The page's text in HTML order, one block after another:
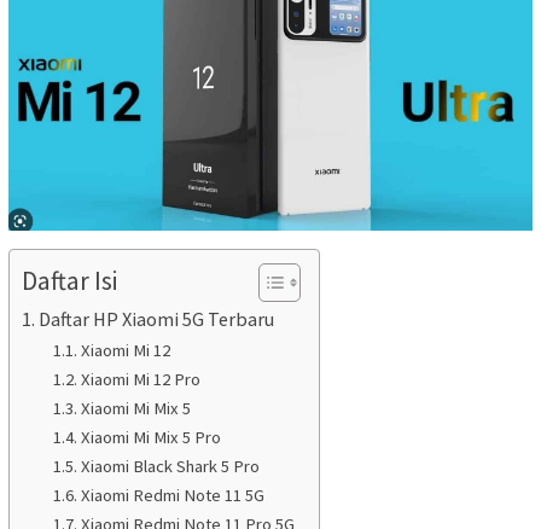
Daftar Isi
Daftar HP Xiaomi 5G Terbaru
Xiaomi Mi 12
Xiaomi Mi 12 Pro
Xiaomi Mi Mix 5
Xiaomi Mi Mix 5 Pro
Xiaomi Black Shark 5 Pro
Xiaomi Redmi Note 11 5G
Xiaomi Redmi Note 11 Pro 5G